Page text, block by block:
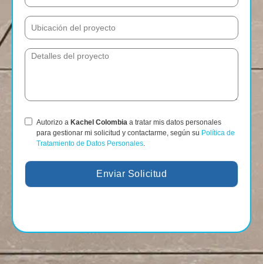
Autorizo a Kachel Colombia a tratar mis datos personales
para gestionar mi solicitud y contactarme, según su Política de
Tratamiento de Datos Personales
Enviar Solicitud